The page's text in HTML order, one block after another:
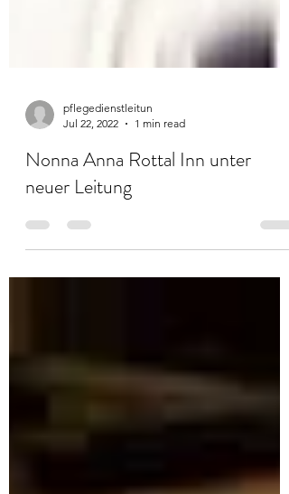
pflegedienstleitun
Jul 22, 2022
1 min read
Nonna Anna Rottal Inn unter
neuer Leitung